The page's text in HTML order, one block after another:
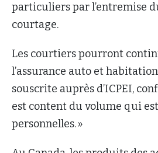
particuliers par l’entremise
courtage.
Les courtiers pourront
l’assurance auto et
souscrite auprès d’ICPEI,
est content du volume qui
personnelles. »